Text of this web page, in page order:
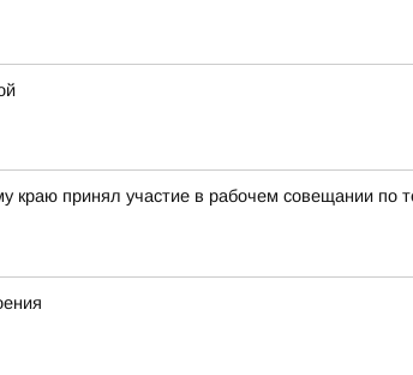
краю принял участие в рабочем совещании по